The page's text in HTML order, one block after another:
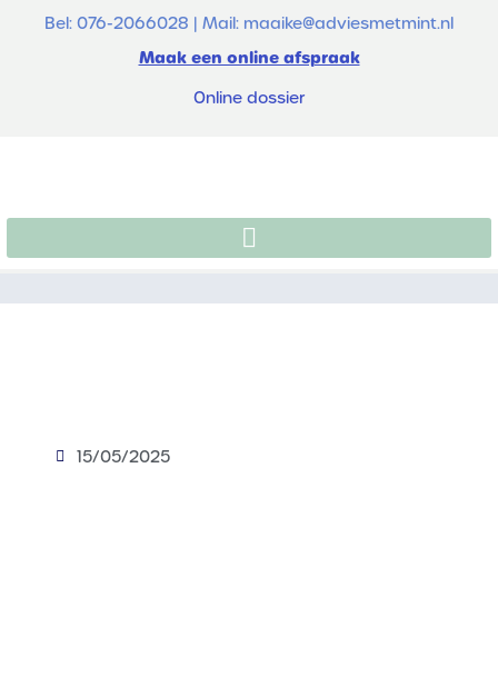
Bel: 076-2066028 | Mail: maaike@adviesmetmint.nl
Maak een online afspraak
Online dossier
15/05/2025